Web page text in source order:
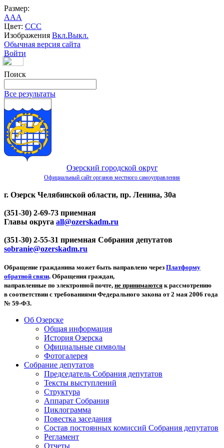
Размер:
AAA
Цвет: CCC
Изображения Вкл.Выкл.
Обычная версия сайта
Войти
Поиск
Все результаты
Озерский городской округ
Официальный сайт органов местного самоуправления
г. Озерск Челябинской области, пр. Ленина, 30а
(351-30) 2-69-73 приемная
Главы округа all@ozerskadm.ru
(351-30) 2-55-31 приемная Собрания депутатов
sobranie@ozerskadm.ru
Обращение гражданина может быть направлено через Платформу
обратной связи. Обращения граждан,
направленные по электронной почте, не принимаются к рассмотрению
в соответствии с требованиями Федерального закона от 2 мая 2006 года
№ 59-ФЗ.
Об Озерске
Общая информация
История Озерска
Официальные символы
Фотогалерея
Собрание депутатов
Председатель Собрания депутатов
Тексты выступлений
Структура
Аппарат Собрания
Циклограмма
Повестка заседания
Состав постоянных комиссий Собрания депутатов
Регламент
Отчеты